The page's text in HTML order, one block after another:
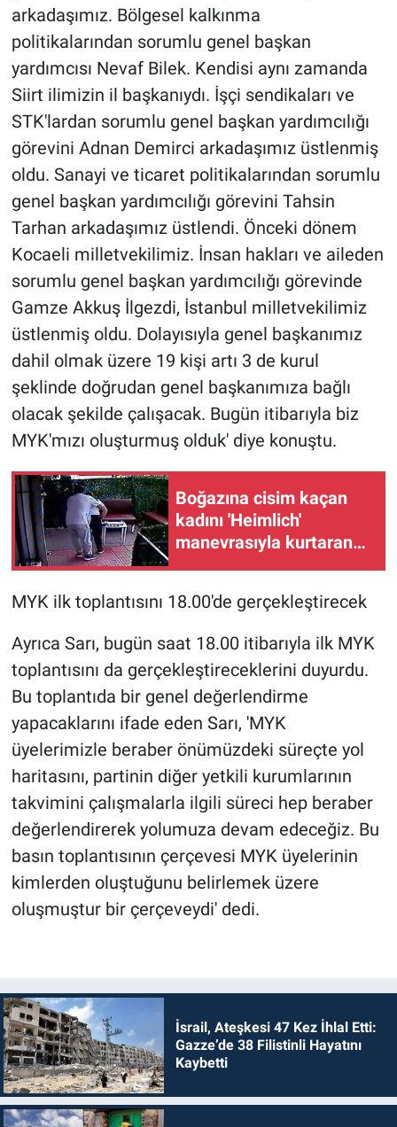
arkadaşımız. Bölgesel kalkınma
politikalarından sorumlu genel başkan
yardımcısı Nevaf Bilek. Kendisi aynı zamanda
Siirt ilimizin il başkanıydı. İşçi sendikaları ve
STK'lardan sorumlu genel başkan yardımcılığı
görevini Adnan Demirci arkadaşımız üstlenmiş
oldu. Sanayi ve ticaret politikalarından sorumlu
genel başkan yardımcılığı görevini Tahsin
Tarhan arkadaşımız üstlendi. Önceki dönem
Kocaeli milletvekilimiz. İnsan hakları ve aileden
sorumlu genel başkan yardımcılığı görevinde
Gamze Akkuş İlgezdi, İstanbul milletvekilimiz
üstlenmiş oldu. Dolayısıyla genel başkanımız
dahil olmak üzere 19 kişi artı 3 de kurul
şeklinde doğrudan genel başkanımıza bağlı
olacak şekilde çalışacak. Bugün itibarıyla biz
MYK'mızı oluşturmuş olduk' diye konuştu.
Boğazına cisim kaçan
kadını 'Heimlich'
manevrasıyla kurtaran
MYK ilk toplantısını 18.00'de gerçekleştirecek
Ayrıca Sarı, bugün saat 18.00 itibarıyla ilk MYK
toplantısını da gerçekleştireceklerini duyurdu.
Bu toplantıda bir genel değerlendirme
yapacaklarını ifade eden Sarı, 'MYK
üyelerimizle beraber önümüzdeki süreçte yol
haritasını, partinin diğer yetkili kurumlarının
takvimini çalışmalarla ilgili süreci hep beraber
değerlendirerek yolumuza devam edeceğiz. Bu
basın toplantısının çerçevesi MYK üyelerinin
kimlerden oluştuğunu belirlemek üzere
oluşmuştur bir çerçeveydi' dedi.
İsrail, Ateşkesi 47 Kez İhlal Etti:
Gazze’de 38 Filistinli Hayatını
Kaybetti